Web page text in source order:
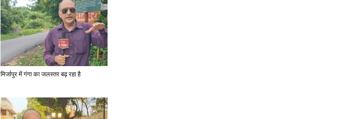
मिर्जापुर में गंगा का जलस्तर बढ़ रहा है